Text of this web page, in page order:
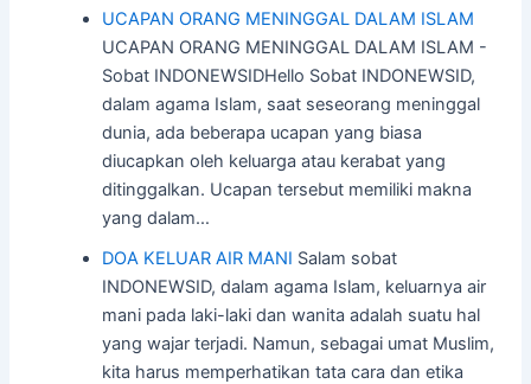
UCAPAN ORANG MENINGGAL DALAM ISLAM
UCAPAN ORANG MENINGGAL DALAM ISLAM -
Sobat INDONEWSIDHello Sobat INDONEWSID,
dalam agama Islam, saat seseorang meninggal
dunia, ada beberapa ucapan yang biasa
diucapkan oleh keluarga atau kerabat yang
ditinggalkan. Ucapan tersebut memiliki makna
yang dalam…
DOA KELUAR AIR MANI Salam sobat
INDONEWSID, dalam agama Islam, keluarnya air
mani pada laki-laki dan wanita adalah suatu hal
yang wajar terjadi. Namun, sebagai umat Muslim,
kita harus memperhatikan tata cara dan etika